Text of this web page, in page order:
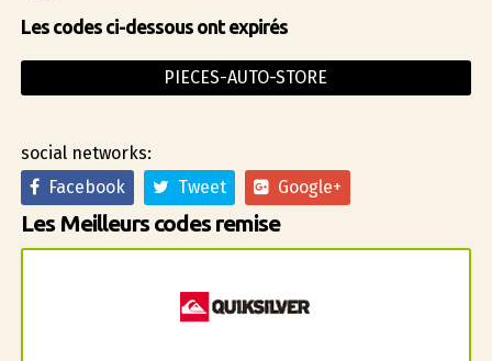
Les codes ci-dessous ont expirés
PIECES-AUTO-STORE
social networks:
Facebook
Tweet Google+
Les Meilleurs codes remise